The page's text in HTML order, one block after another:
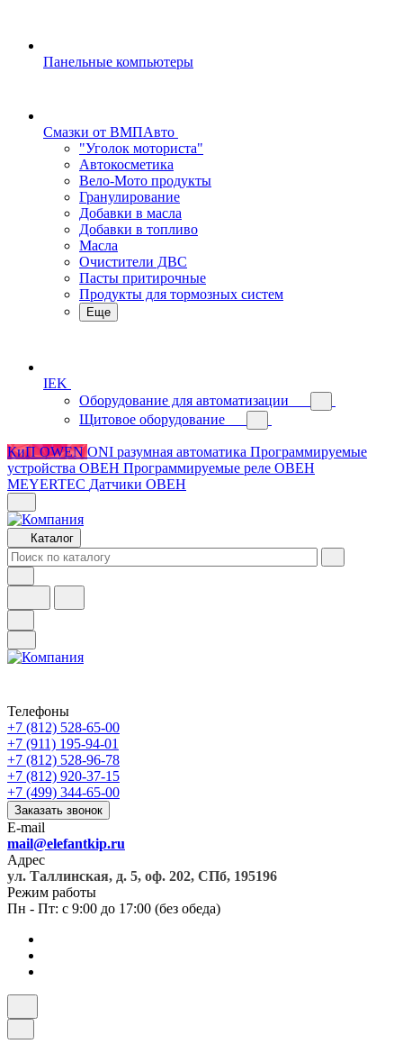
Панельные компьютеры
Смазки от ВМПАвто
"Уголок моториста"
Автокосметика
Вело-Мото продукты
Гранулирование
Добавки в масла
Добавки в топливо
Масла
Очистители ДВС
Пасты притирочные
Продукты для тормозных систем
Еще
IEK
Оборудование для автоматизации
Щитовое оборудование
КиП OWEN ONI разумная автоматика Программируемые
устройства ОВЕН Программируемые реле ОВЕН
MEYERTEC Датчики ОВЕН
Каталог
Телефоны
+7 (812) 528-65-00
+7 (911) 195-94-01
+7 (812) 528-96-78
+7 (812) 920-37-15
+7 (499) 344-65-00
Заказать звонок
E-mail
mail@elefantkip.ru
Адрес
ул. Таллинская, д. 5, оф. 202, СПб, 195196
Режим работы
Пн - Пт: с 9:00 до 17:00 (без обеда)